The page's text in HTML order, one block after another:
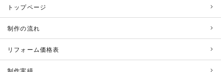
トップページ
制作の流れ
リフォーム価格表